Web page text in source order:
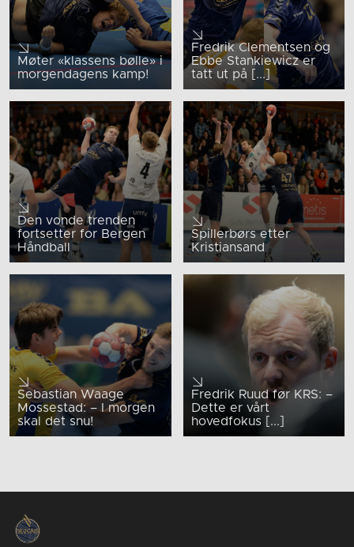
Møter «klassens bølle» i
morgendagens kamp!
Fredrik Clementsen og
Ebbe Stankiewicz er
tatt ut på [...]
Den vonde trenden
fortsetter for Bergen
Håndball
Spillerbørs etter
Kristiansand
Sebastian Waage
Mossestad: – I morgen
skal det snu!
Fredrik Ruud før KRS: –
Dette er vårt
hovedfokus [...]